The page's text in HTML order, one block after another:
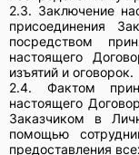
2.3. Заключение
присоединения
посредством
настоящего
изъятий и оговорок.
2.4. Фактом
настоящего
Заказчиком в
помощью
предоставления